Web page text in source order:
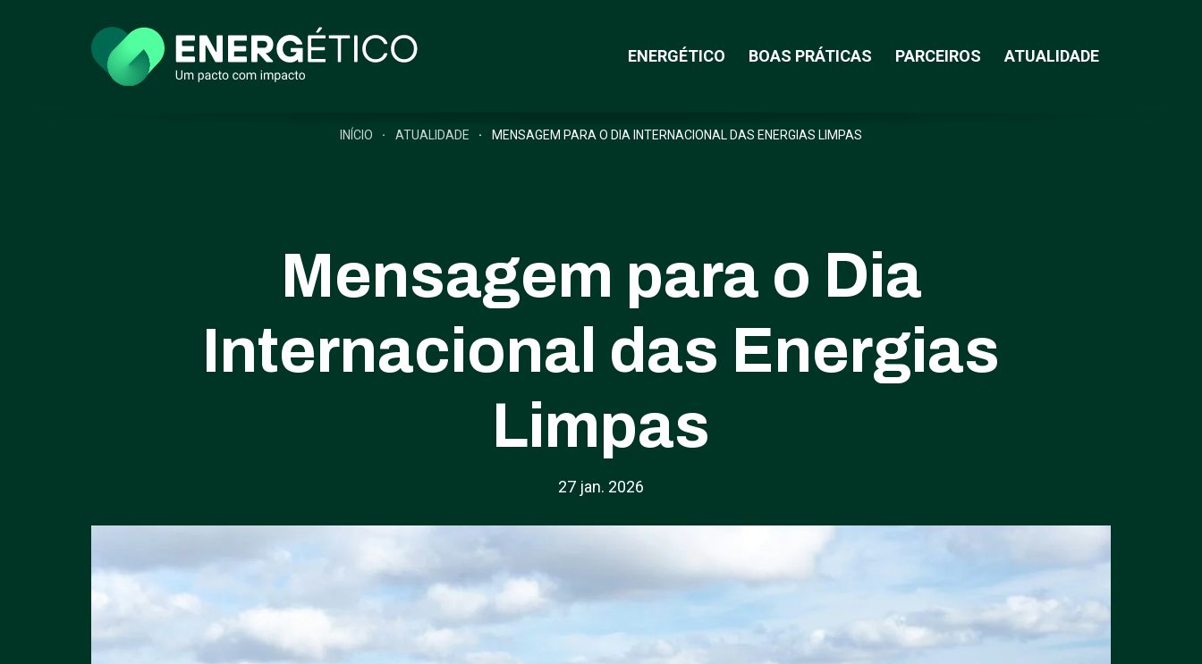
ENERGÉTICO BOAS PRÁTICAS PARCEIROS ATUALIDADE
INÍCIO ATUALIDADE MENSAGEM PARA O DIA INTERNACIONAL DAS ENERGIAS LIMPAS
Mensagem para o Dia
Internacional das Energias
Limpas
27 jan. 2026